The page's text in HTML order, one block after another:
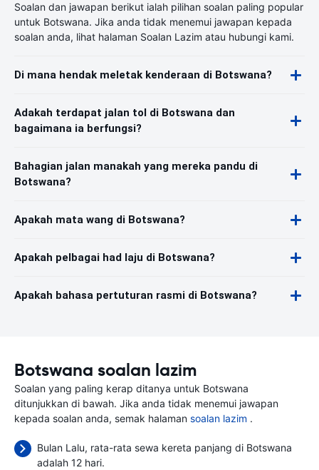
Soalan dan jawapan berikut ialah pilihan soalan paling popular
untuk Botswana. Jika anda tidak menemui jawapan kepada
soalan anda, lihat halaman Soalan Lazim atau hubungi kami.
Di mana hendak meletak kenderaan di Botswana?
Adakah terdapat jalan tol di Botswana dan
bagaimana ia berfungsi?
Bahagian jalan manakah yang mereka pandu di
Botswana?
Apakah mata wang di Botswana?
Apakah pelbagai had laju di Botswana?
Apakah bahasa pertuturan rasmi di Botswana?
Botswana soalan lazim
Soalan yang paling kerap ditanya untuk Botswana
ditunjukkan di bawah. Jika anda tidak menemui jawapan
kepada soalan anda, semak halaman soalan lazim .
Bulan Lalu, rata-rata sewa kereta panjang di Botswana
adalah 12 hari.